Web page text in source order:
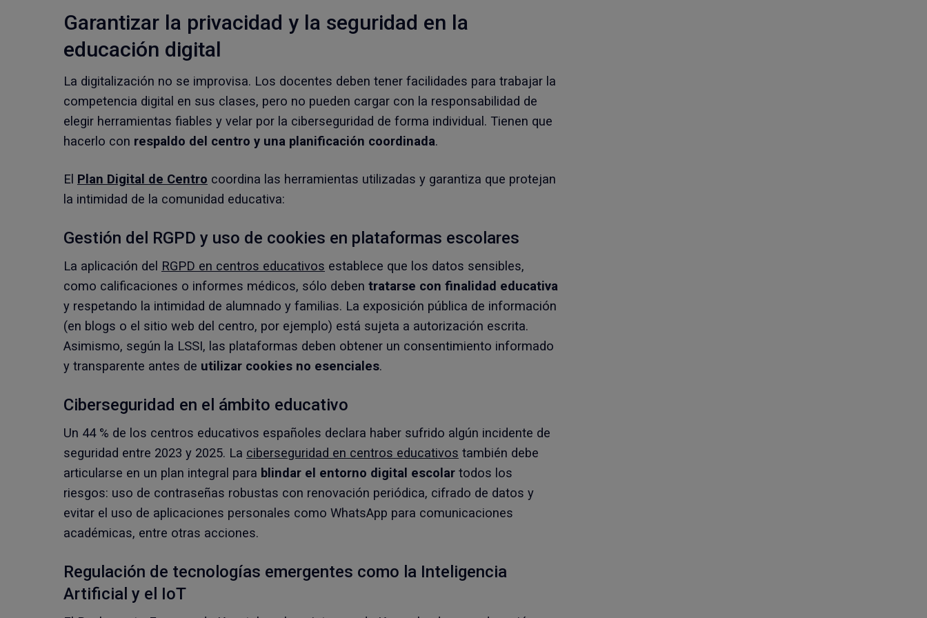
Garantizar la privacidad y la seguridad en la
educación digital
La digitalización no se improvisa. Los docentes deben tener facilidades para trabajar la
competencia digital en sus clases, pero no pueden cargar con la responsabilidad de
elegir herramientas fiables y velar por la ciberseguridad de forma individual. Tienen que
hacerlo con respaldo del centro y una planificación coordinada.
El Plan Digital de Centro coordina las herramientas utilizadas y garantiza que protejan
la intimidad de la comunidad educativa:
Gestión del RGPD y uso de cookies en plataformas escolares
La aplicación del RGPD en centros educativos establece que los datos sensibles,
como calificaciones o informes médicos, sólo deben tratarse con finalidad educativa
y respetando la intimidad de alumnado y familias. La exposición pública de información
(en blogs o el sitio web del centro, por ejemplo) está sujeta a autorización escrita.
Asimismo, según la LSSI, las plataformas deben obtener un consentimiento informado
y transparente antes de utilizar cookies no esenciales.
Ciberseguridad en el ámbito educativo
Un 44 % de los centros educativos españoles declara haber sufrido algún incidente de
seguridad entre 2023 y 2025. La ciberseguridad en centros educativos también debe
articularse en un plan integral para blindar el entorno digital escolar todos los
riesgos: uso de contraseñas robustas con renovación periódica, cifrado de datos y
evitar el uso de aplicaciones personales como WhatsApp para comunicaciones
académicas, entre otras acciones.
Regulación de tecnologías emergentes como la Inteligencia
Artificial y el IoT